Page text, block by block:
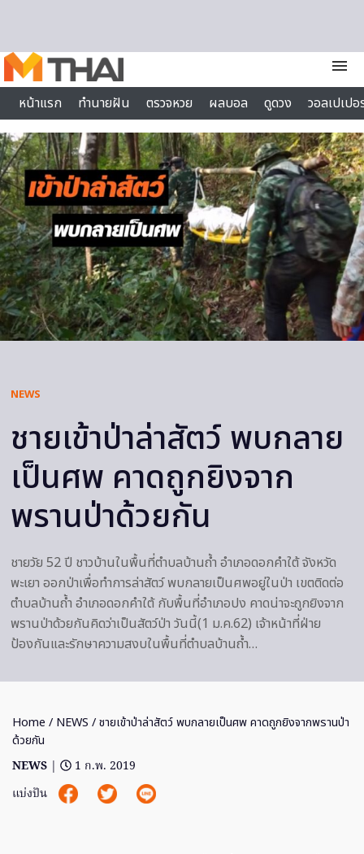
menu
หน้าแรก
ทำนายฝัน ตรวจหวย ผลบอล ดูดวง
วอลเปเป
ไลฟ์สไตล์
NEWS
ชายเข้าป่าล่าสัตว์ พบกลาย
เป็นศพ คาดถูกยิงจาก
พรานป่าด้วยกัน
ชายวัย 52 ปี ชาวบ้านในพื้นที่ตำบลบ้านถ้ำ อำเภอดอกคำใต้ จังหวัด
พะเยา ออกป่าเพื่อทำการล่าสัตว์ พบกลายเป็นศพอยู่ในป่า เขตติดต่อ
ตำบลบ้านถ้ำ อำเภอดอกคำใต้ กับพื้นที่อำเภอปง คาดน่าจะถูกยิงจาก
พรานป่าด้วยกันคิดว่าเป็นสัตว์ป่า วันนี้(1 ม.ค.62) เจ้าหน้าที่ฝ่าย
ป้องกันและรักษาความสงบในพื้นที่ตำบลบ้านถ้ำ…
Home / NEWS / ชายเข้าป่าล่าสัตว์ พบกลายเป็นศพ คาดถูกยิงจากพรานป่า
ด้วยกัน
NEWS |
1 ก.พ. 2019
แบ่งปัน